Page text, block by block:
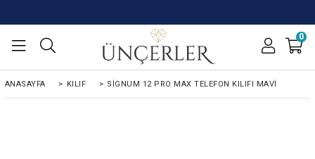
0
ANASAYFA > KILIF > SIGNUM 12 PRO MAX TELEFON KILIFI MAVI